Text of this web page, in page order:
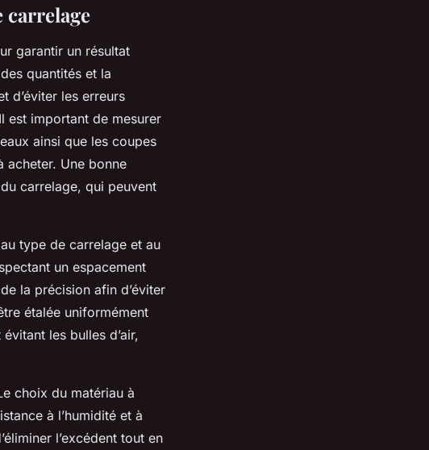
carrelage
garantir un résultat
quantités et la
d’éviter les erreurs
est important de mesurer
ainsi que les coupes
acheter. Une bonne
carrelage, qui peuvent
type de carrelage et au
un espacement
la précision afin d’éviter
étalée uniformément
les bulles d’air,
choix du matériau à
à l’humidité et à
l’excédent tout en